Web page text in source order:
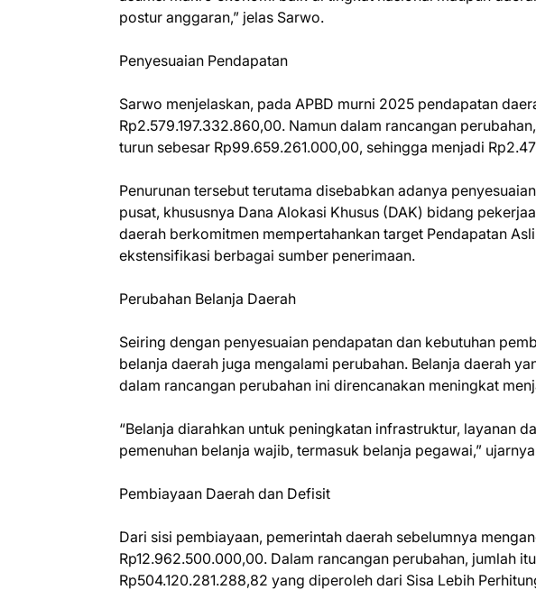
postur anggaran,” jelas Sarwo.
Penyesuaian Pendapatan
Sarwo menjelaskan, pada APBD murni 2025 pendapatan
Rp2.579.197.332.860,00. Namun dalam rancangan
turun sebesar Rp99.659.261.000,00, sehingga menjadi
Penurunan tersebut terutama disebabkan adanya
pusat, khususnya Dana Alokasi Khusus (DAK) bidang
daerah berkomitmen mempertahankan target Pendapatan
ekstensifikasi berbagai sumber penerimaan.
Perubahan Belanja Daerah
Seiring dengan penyesuaian pendapatan dan kebutuhan
belanja daerah juga mengalami perubahan. Belanja daerah
dalam rancangan perubahan ini direncanakan meningkat
“Belanja diarahkan untuk peningkatan infrastruktur, layanan
pemenuhan belanja wajib, termasuk belanja pegawai,”
Pembiayaan Daerah dan Defisit
Dari sisi pembiayaan, pemerintah daerah sebelumnya
Rp12.962.500.000,00. Dalam rancangan perubahan, jumlah
Rp504.120.281.288,82 yang diperoleh dari Sisa Lebih